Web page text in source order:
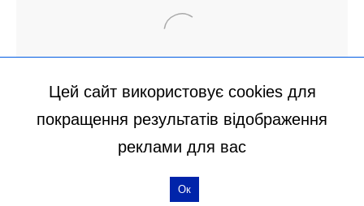
Цей сайт використовує cookies для
покращення результатів відображення
реклами для вас
Ок